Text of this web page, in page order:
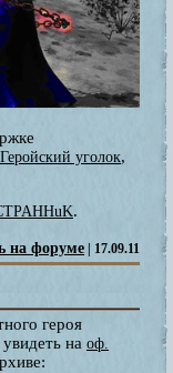
Геройский уголок,
.
на форуме | 17.09.11
героя
на оф.